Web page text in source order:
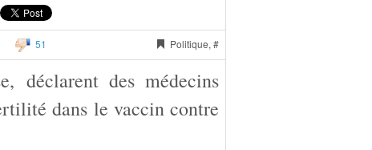
51 Politique, #
déclarent des médecins
dans le vaccin contre